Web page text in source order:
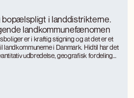
bopælspligt i landdistrikterne.
landkommunefænomen
er i kraftig stigning og at det er et
i Danmark. Hidtil har det
udbredelse, geografisk fordeling